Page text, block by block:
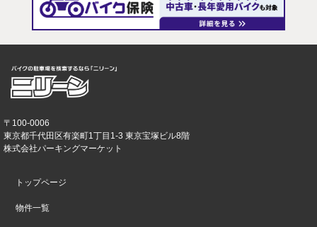
〒100-0006
東京都千代田区有楽町1丁目1-3 東京宝塚ビル8階
株式会社パーキングマーケット
トップページ
物件一覧